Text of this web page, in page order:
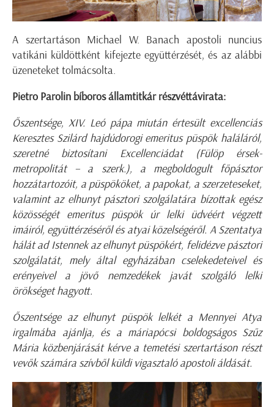
A szertartáson Michael W. Banach apostoli nuncius
vatikáni küldöttként kifejezte együttérzését, és az alábbi
üzeneteket tolmácsolta.
Pietro Parolin bíboros államtitkár részvéttávirata:
Őszentsége, XIV. Leó pápa miután értesült excellenciás
Keresztes Szilárd hajdúdorogi emeritus püspök haláláról,
szeretné biztosítani Excellenciádat (Fülöp érsek-
metropolitát – a szerk.), a megboldogult főpásztor
hozzátartozóit, a püspököket, a papokat, a szerzeteseket,
valamint az elhunyt pásztori szolgálatára bízottak egész
közösségét emeritus püspök úr lelki üdvéért végzett
imáiról, együttérzéséről és atyai közelségéről. A Szentatya
hálát ad Istennek az elhunyt püspökért, felidézve pásztori
szolgálatát, mely által egyházában cselekedeteivel és
erényeivel a jövő nemzedékek javát szolgáló lelki
örökséget hagyott.
Őszentsége az elhunyt püspök lelkét a Mennyei Atya
irgalmába ajánlja, és a máriapócsi boldogságos Szűz
Mária közbenjárását kérve a temetési szertartáson részt
vevők számára szívből küldi vigasztaló apostoli áldását.